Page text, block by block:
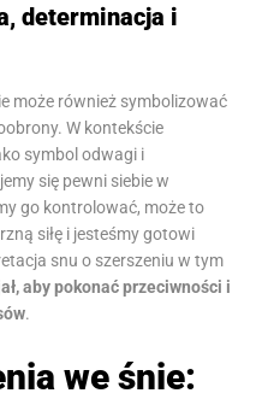
determinacja i
może również symbolizować
W kontekście
symbol odwagi i
się pewni siebie w
go kontrolować, może to
siłę i jesteśmy gotowi
snu o szerszeniu w tym
aby pokonać przeciwności i
.
we śnie: